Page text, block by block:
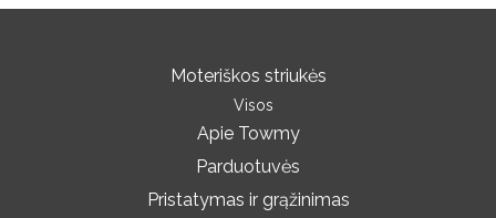
Moteriškos striukės
Visos
Apie Towmy
Parduotuvės
Pristatymas ir grąžinimas